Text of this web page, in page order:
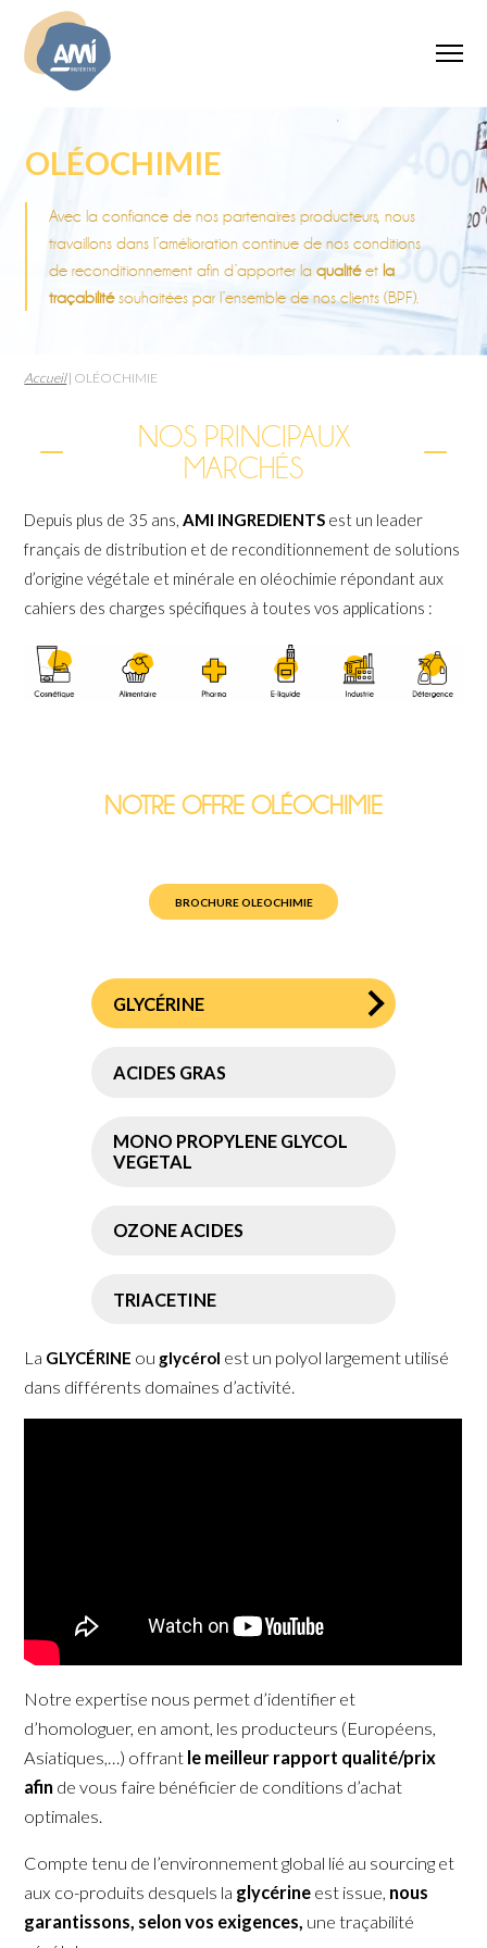
OLÉOCHIMIE
Avec la confiance de nos partenaires producteurs, nous
travaillons dans l’amélioration continue de nos conditions
de reconditionnement afin d’apporter la qualitéet la
traçabilitésouhaitées par l’ensemble de nos clients (BPF).
Accueil| OLÉOCHIMIE
NOS PRINCIPAUX
MARCHÉS
Depuis plus de 35 ans,AMI INGREDIENTS est un leader
français de distribution et de reconditionnement de solutions
d’origine végétale et minérale en oléochimie répondant aux
cahiers des charges spécifiques à toutes vos applications :
NOTRE OFFRE OLÉOCHIMIE
BROCHURE OLEOCHIMIE
GLYCÉRINE
ACIDES GRAS
MONO PROPYLENE GLYCOL
VEGETAL
OZONE ACIDES
TRIACETINE
La GLYCÉRINE ou glycérol est un polyol largement utilisé
dans différents domaines d’activité.
Notre expertise nous permet d’identifier et
d’homologuer, en amont, les producteurs (Européens,
Asiatiques,…) offrant le meilleur rapport qualité/prix
afin de vous faire bénéficier de conditions d’achat
optimales.
Compte tenu de l’environnement global lié au sourcing et
aux co-produits desquels la glycérine est issue, nous
garantissons, selon vos exigences, une traçabilité